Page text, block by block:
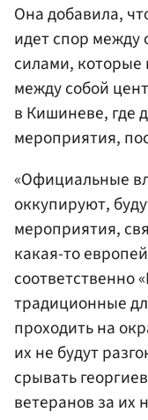
Она добавила,
идет спор
силами, которые
между собой
в Кишиневе, где
мероприятия,
«Официальные
оккупируют,
мероприятия,
какая-то
соответственно
традиционные
проходить на
их не будут
срывать
ветеранов за их